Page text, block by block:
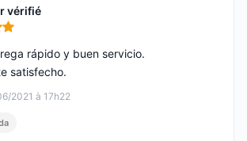
vérifié
5
2021 à 17h22
rápido y buen servicio.
satisfecho.